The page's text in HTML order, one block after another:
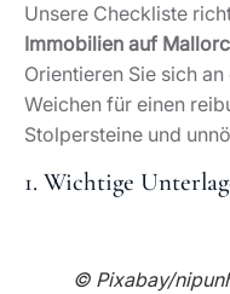
Unsere Checkliste
Immobilien auf
Orientieren Sie sich
Weichen für einen
Stolpersteine und
1. Wichtige
© Pixabay/